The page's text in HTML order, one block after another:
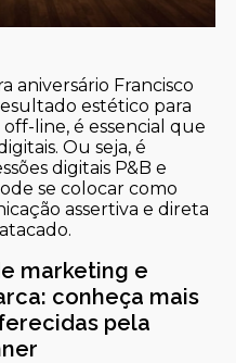
aniversário Francisco
estético para
line, é essencial que
Ou seja, é
digitais P&B e
se colocar como
assertiva e direta
marketing e
conheça mais
pela